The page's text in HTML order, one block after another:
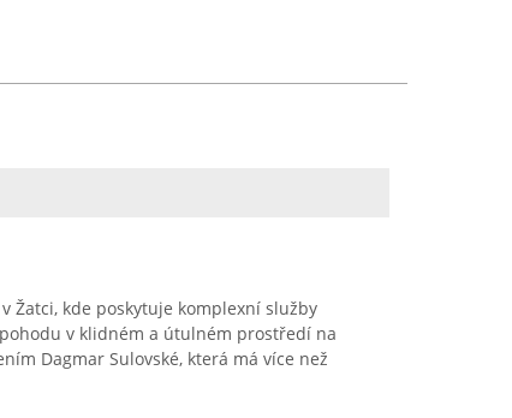
Žatci, kde poskytuje komplexní služby
v klidném a útulném prostředí na
Dagmar Sulovské, která má více než